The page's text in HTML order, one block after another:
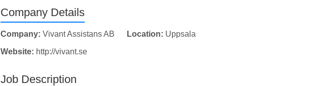
Company Details
Company: Vivant Assistans AB Location: Uppsala
Website: http://vivant.se
Job Description